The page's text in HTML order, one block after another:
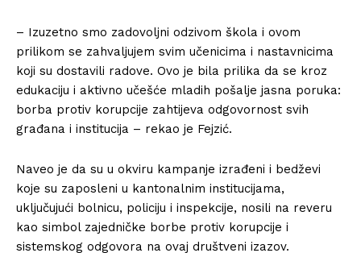
– Izuzetno smo zadovoljni odzivom škola i ovom
prilikom se zahvaljujem svim učenicima i nastavnicima
koji su dostavili radove. Ovo je bila prilika da se kroz
edukaciju i aktivno učešće mladih pošalje jasna poruka:
borba protiv korupcije zahtijeva odgovornost svih
građana i institucija – rekao je Fejzić.
Naveo je da su u okviru kampanje izrađeni i bedževi
koje su zaposleni u kantonalnim institucijama,
uključujući bolnicu, policiju i inspekcije, nosili na reveru
kao simbol zajedničke borbe protiv korupcije i
sistemskog odgovora na ovaj društveni izazov.